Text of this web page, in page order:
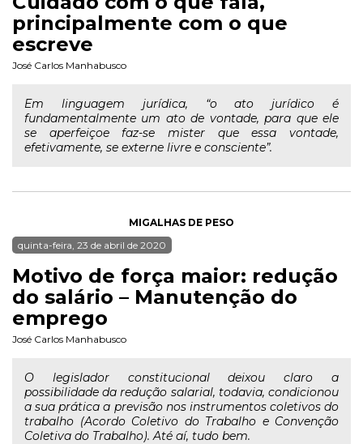
principalmente com o que
escreve
José Carlos Manhabusco
Em linguagem jurídica, “o ato jurídico é
fundamentalmente um ato de vontade, para que ele
se aperfeiçoe faz-se mister que essa vontade,
efetivamente, se externe livre e consciente”.
MIGALHAS DE PESO
quinta-feira, 23 de abril de 2020
Motivo de força maior: redução
do salário – Manutenção do
emprego
José Carlos Manhabusco
O legislador constitucional deixou claro a
possibilidade da redução salarial, todavia, condicionou
a sua prática a previsão nos instrumentos coletivos do
trabalho (Acordo Coletivo do Trabalho e Convenção
Coletiva do Trabalho). Até aí, tudo bem.